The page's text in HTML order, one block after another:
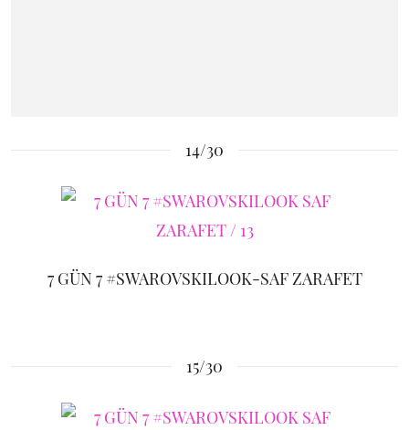
14/30
7 GÜN 7 #SWAROVSKILOOK-SAF ZARAFET
15/30